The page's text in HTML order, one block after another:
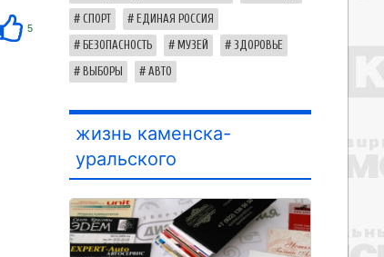
5
СПОРТ ЕДИНАЯ РОССИЯ
БЕЗОПАСНОСТЬ МУЗЕЙ ЗДОРОВЬЕ
ВЫБОРЫ АВТО
жизнь каменска-
уральского